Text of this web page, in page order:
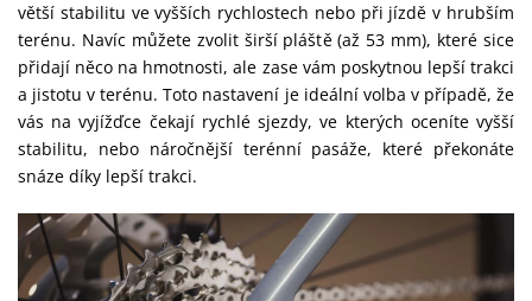
větší stabilitu ve vyšších rychlostech nebo při jízdě v hrubším
terénu. Navíc můžete zvolit širší pláště (až 53 mm), které sice
přidají něco na hmotnosti, ale zase vám poskytnou lepší trakci
a jistotu v terénu. Toto nastavení je ideální volba v případě, že
vás na vyjížďce čekají rychlé sjezdy, ve kterých oceníte vyšší
stabilitu, nebo náročnější terénní pasáže, které překonáte
snáze díky lepší trakci.